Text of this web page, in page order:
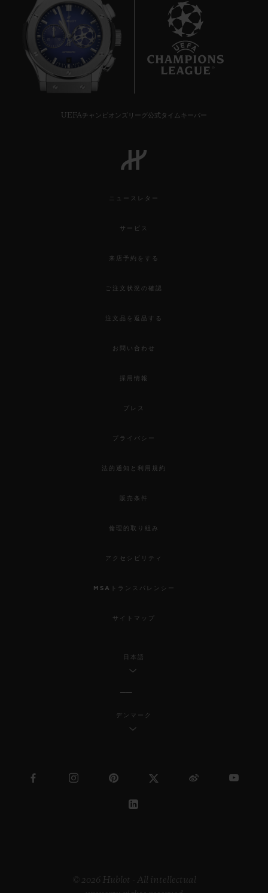
UEFAチャンピオンズリーグ公式タイムキーパー
ニュースレター
サービス
来店予約をする
ご注文状況の確認
注文品を返品する
お問い合わせ
採用情報
プレス
プライバシー
法的通知と利用規約
販売条件
倫理的取り組み
アクセシビリティ
MSAトランスパレンシー
サイトマップ
日本語
デンマーク
© 2026 Hublot - All intellectual